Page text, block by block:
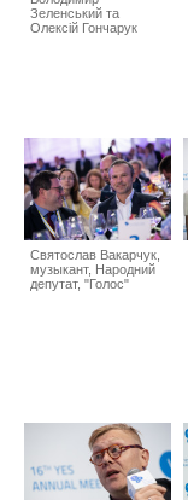
Зеленський та
Олексій Гончарук
Святослав Вакарчук,
музыкант, Народний
депутат, "Голос"